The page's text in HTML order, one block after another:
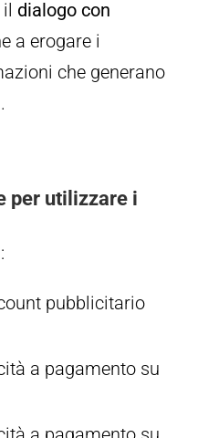
dialogo con
a erogare i
che generano
per utilizzare i
pubblicitario
a pagamento su